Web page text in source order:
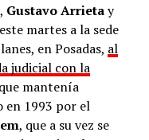
, Gustavo Arrietay
martes a la sede
en Posadas, al
judicial con la
mantenía
en 1993 por el
, que a su vez se